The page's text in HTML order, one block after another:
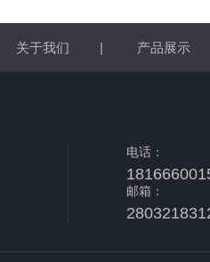
关于我们 | 产品展示
电话：
邮箱：